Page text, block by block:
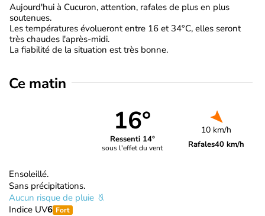
Aujourd'hui à Cucuron, attention, rafales de plus en plus
soutenues.
Les températures évolueront entre 16 et 34°C, elles seront
très chaudes l'après-midi.
La fiabilité de la situation est très bonne.
Ce matin
16°
Ressenti 14°
sous l'effet du vent
10 km/h
Rafales40 km/h
Ensoleillé.
Sans précipitations.
Aucun risque de pluie
Indice UV6 Fort